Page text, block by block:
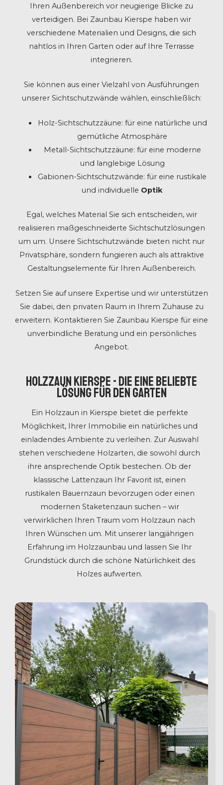
Ihren Außenbereich vor neugierige Blicke zu
verteidigen. Bei Zaunbau Kierspe haben wir
verschiedene Materialien und Designs, die sich
nahtlos in Ihren Garten oder auf Ihre Terrasse
integrieren.
Sie können aus einer Vielzahl von Ausführungen
unserer Sichtschutzwände wählen, einschließlich:
Holz-Sichtschutzzäune: für eine natürliche und
gemütliche Atmosphäre
Metall-Sichtschutzzäune: für eine moderne
und langlebige Lösung
Gabionen-Sichtschutzwände: für eine rustikale
und individuelle Optik
Egal, welches Material Sie sich entscheiden, wir
realisieren maßgeschneiderte Sichtschutzlösungen
um um. Unsere Sichtschutzwände bieten nicht nur
Privatsphäre, sondern fungieren auch als attraktive
Gestaltungselemente für Ihren Außenbereich.
Setzen Sie auf unsere Expertise und wir unterstützen
Sie dabei, den privaten Raum in Ihrem Zuhause zu
erweitern. Kontaktieren Sie Zaunbau Kierspe für eine
unverbindliche Beratung und ein persönliches
Angebot.
Holzzaun Kierspe - Die eine beliebte
Lösung für den Garten
Ein Holzzaun in Kierspe bietet die perfekte
Möglichkeit, Ihrer Immobilie ein natürliches und
einladendes Ambiente zu verleihen. Zur Auswahl
stehen verschiedene Holzarten, die sowohl durch
ihre ansprechende Optik bestechen. Ob der
klassische Lattenzaun Ihr Favorit ist, einen
rustikalen Bauernzaun bevorzugen oder einen
modernen Staketenzaun suchen – wir
verwirklichen Ihren Traum vom Holzzaun nach
Ihren Wünschen um. Mit unserer langjährigen
Erfahrung im Holzzaunbau und lassen Sie Ihr
Grundstück durch die schöne Natürlichkeit des
Holzes aufwerten.